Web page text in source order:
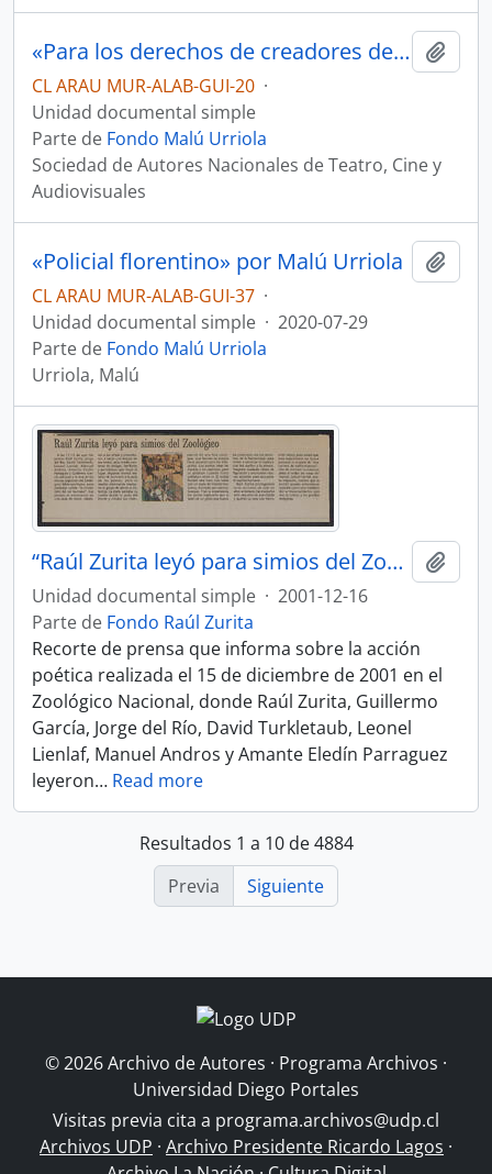
«Para los derechos de creadores de teatro, cine y audiovisuales: ATV»
CL ARAU MUR-ALAB-GUI-20 ·
Unidad documental simple
Parte de Fondo Malú Urriola
Sociedad de Autores Nacionales de Teatro, Cine y
Audiovisuales
«Policial florentino» por Malú Urriola
CL ARAU MUR-ALAB-GUI-37 ·
Unidad documental simple · 2020-07-29
Parte de Fondo Malú Urriola
Urriola, Malú
“Raúl Zurita leyó para simios del Zoológico”
Unidad documental simple · 2001-12-16
Parte de Fondo Raúl Zurita
Recorte de prensa que informa sobre la acción
poética realizada el 15 de diciembre de 2001 en el
Zoológico Nacional, donde Raúl Zurita, Guillermo
García, Jorge del Río, David Turkletaub, Leonel
Lienlaf, Manuel Andros y Amante Eledín Parraguez
leyeron… Read more
Resultados 1 a 10 de 4884
Previa
Siguiente
© 2026 Archivo de Autores · Programa Archivos ·
Universidad Diego Portales
Visitas previa cita a programa.archivos@udp.cl
Archivos UDP · Archivo Presidente Ricardo Lagos ·